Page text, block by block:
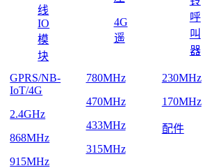
线
IO
模
块
4G
遥
呼
叫
器
GPRS/NB-
IoT/4G
2.4GHz
868MHz
915MHz
780MHz
470MHz
433MHz
315MHz
230MHz
170MHz
配件